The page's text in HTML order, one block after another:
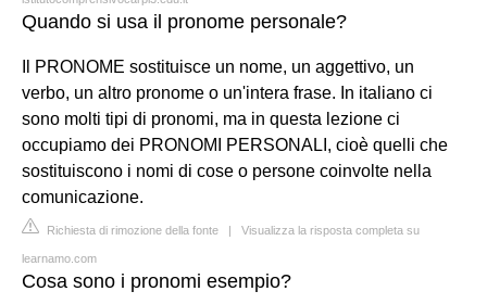
Quando si usa il pronome personale?
Il PRONOME sostituisce un nome, un aggettivo, un
verbo, un altro pronome o un'intera frase. In italiano ci
sono molti tipi di pronomi, ma in questa lezione ci
occupiamo dei PRONOMI PERSONALI, cioè quelli che
sostituiscono i nomi di cose o persone coinvolte nella
comunicazione.
Richiesta di rimozione della fonte | Visualizza la risposta completa su
learnamo.com
Cosa sono i pronomi esempio?